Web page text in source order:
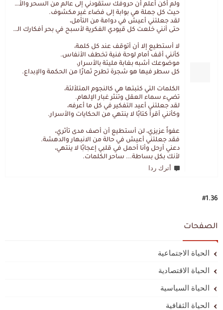
ولم أكن أعلم أن حروفك ستقودني إلى عالم من السحر والألغاز،
حيث كل جملة هي بوابة إلى فضاء غير مكشوف.
لقد جعلتني أعيش في دوامة من التأمل،
حتى أنني خلعت كل قيودي الفكرية لأسبح في بحر أفكارك العميق.
لا أستطيع إلا أن أتوقف عند كل كلمة،
كأنني أقف أمام لوحة فنية تخطف الأنفاس.
موضوعك أشبه بغابة مليئة بالأسرار،
كل سطر فيها هو شجرة تطرح ثمارًا من الحكمة والإبداع.
الكلمات التي كتبتها هي كالنجوم المتلألئة،
تضيء سماء العقل وتنثر غبار الإلهام.
لقد جعلتني أعيد التفكير في كل ما أعرفه،
وكأنني أقرأ كتابًا لا ينتهي من الحكايات والأسرار.
عفواً عزيزي، لن أستطيع أن أصف مدى تأثري،
فقد جعلتني أعيش في حالة من الانبهار والدهشة.
دعني أرحل وأنا أحمل في قلبي إعجابًا لا ينتهي،
لأنك بكل بساطة... ساحر الكلمات.
أترك ردا
#1.36
الصفحات
الحياة الاجتماعية
الحياة الاقتصادية
الحياة السياسية
الحياة الثقافية